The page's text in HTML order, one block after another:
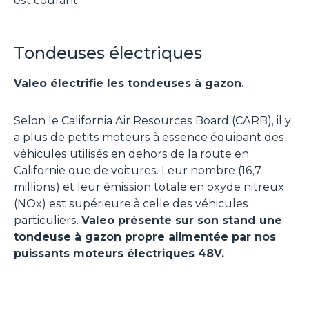
Tondeuses électriques
Valeo électrifie les tondeuses à gazon.
Selon le California Air Resources Board (CARB), il y
a plus de petits moteurs à essence équipant des
véhicules utilisés en dehors de la route en
Californie que de voitures. Leur nombre (16,7
millions) et leur émission totale en oxyde nitreux
(NOx) est supérieure à celle des véhicules
particuliers. Valeo présente sur son stand une
tondeuse à gazon propre alimentée par nos
puissants moteurs électriques 48V.